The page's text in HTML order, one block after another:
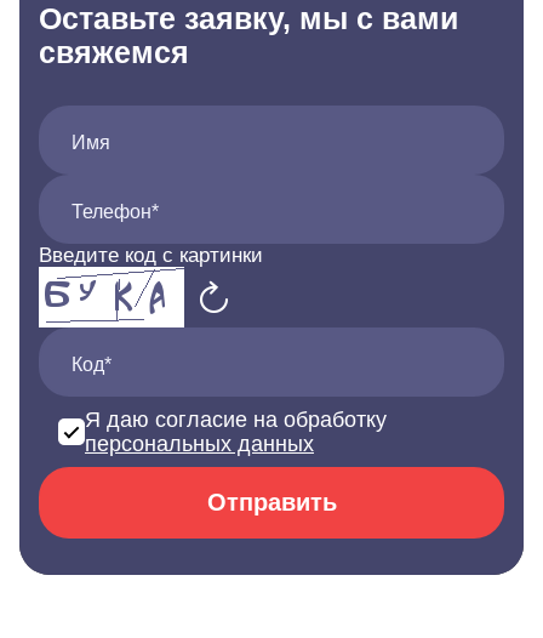
Оставьте заявку, мы с вами
свяжемся
Имя
Телефон*
Введите код с картинки
Код*
Я даю согласие на обработку
персональных данных
Отправить